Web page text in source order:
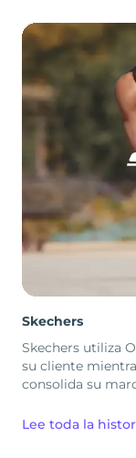
Skechers
Skechers utiliza
su cliente
consolida su
Lee toda la